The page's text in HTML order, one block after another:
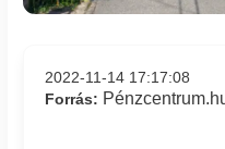
2022-11-14 17:17:08
Forrás: